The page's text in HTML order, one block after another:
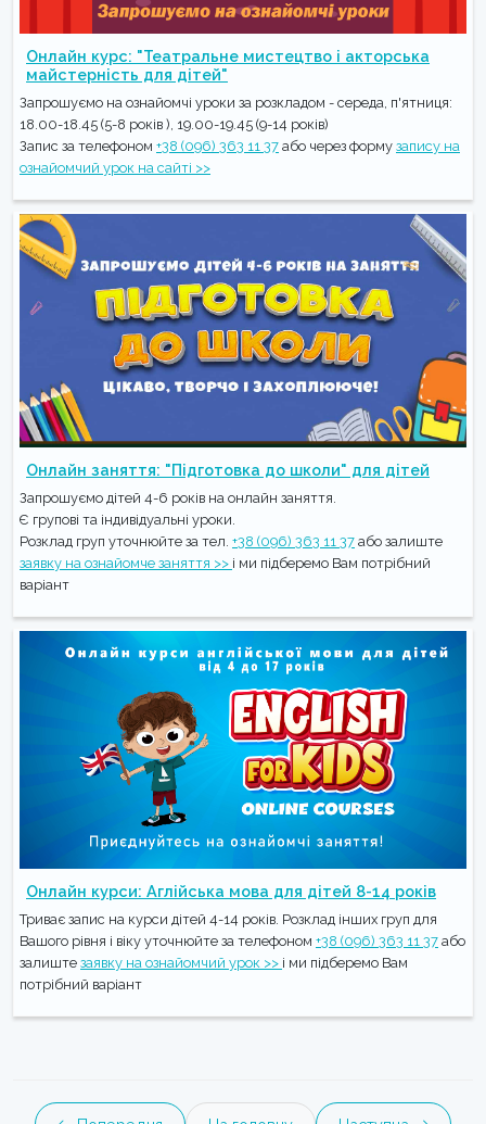
Онлайн курс: "Театральне мистецтво і акторська
майстерність для дітей"
Запрошуємо на ознайомчі уроки за розкладом - середа, п'ятниця:
18.00-18.45 (5-8 років ), 19.00-19.45 (9-14 років)
Запис за телефоном +38 (096) 363 11 37 або через форму запису на
ознайомчий урок на сайті >>
Онлайн заняття: "Підготовка до школи" для дітей
Запрошуємо дітей 4-6 років на онлайн заняття.
Є групові та індивідуальні уроки.
Розклад груп уточнюйте за тел. +38 (096) 363 11 37 або залиште
заявку на ознайомче заняття >> і ми підберемо Вам потрібний
варіант
Онлайн курси: Аглійська мова для дітей 8-14 років
Триває запис на курси дітей 4-14 років. Розклад інших груп для
Вашого рівня і віку уточнюйте за телефоном +38 (096) 363 11 37 або
залиште заявку на ознайомчий урок >> і ми підберемо Вам
потрібний варіант